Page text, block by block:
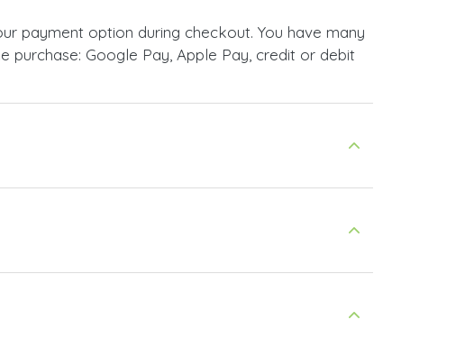
payment option during checkout. You have many
Google Pay, Apple Pay, credit or debit